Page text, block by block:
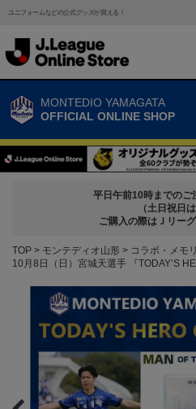
ユニフォームなどの公式グッズが買える！
MONTEDIO YAMAGATA
OFFICIAL ONLINE SHOP
平日午前10時までのご
（土日祝日
ご購入の際はＪリー
TOP モンテディオ山形 コラボ・メモ
10月8日（日）宮城天選手 『TODAY’S